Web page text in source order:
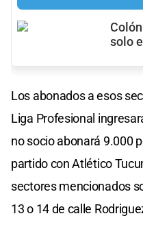
solo
Los abonados a esos
Liga Profesional
no socio abonará 9.000
partido con Atlético
sectores mencionados
13 o 14 de calle